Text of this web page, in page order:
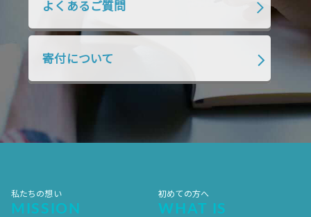
よくあるご質問
寄付について
私たちの想い
MISSION
初めての方へ
WHAT IS